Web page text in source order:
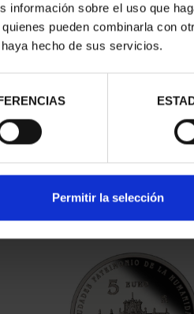
información sobre el uso que
pueden combinarla con
hecho de sus servicios.
Permitir la selección
-
CIUDADES